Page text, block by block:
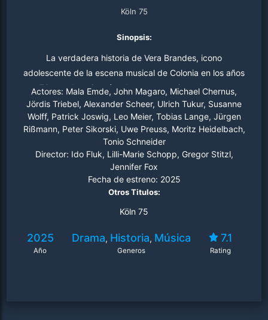
Köln 75
Sinopsis:
La verdadera historia de Vera Brandes, icono
adolescente de la escena musical de Colonia en los años
70, que lo arriesgó todo para organizar el mayor
concierto en solitario de la historia de la música: el
legendario Concierto de Colonia de Keith Jarrett.
Actores: Mala Emde, John Magaro, Michael Chernus,
Jördis Triebel, Alexander Scheer, Ulrich Tukur, Susanne
Wolff, Patrick Joswig, Leo Meier, Tobias Lange, Jürgen
Rißmann, Peter Sikorski, Uwe Preuss, Moritz Heidelbach,
Tonio Schneider
Director: Ido Fluk, Lilli-Marie Schopp, Gregor Stitzl,
Jennifer Fox
Fecha de estreno: 2025
Otros Titulos:
Köln 75
2025
Año
Drama, Historia, Música
Generos
7.1
Rating